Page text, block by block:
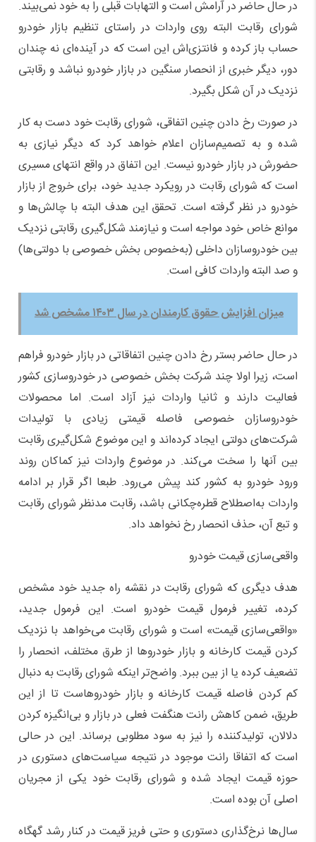
در حال حاضر در آرامش است و التهابات قبلی را به خود نمی‌بیند.
شورای رقابت البته روی واردات در راستای تنظیم بازار خودرو
حساب باز کرده و فانتزی‌اش این است که در آینده‌ای نه چندان
دور، دیگر خبری از انحصار سنگین در بازار خودرو نباشد و رقابتی
نزدیک در آن شکل بگیرد.
در صورت رخ دادن چنین اتفاقی، شورای رقابت خود دست به کار
شده و به تصمیم‌سازان اعلام خواهد کرد که دیگر نیازی به
حضورش در بازار خودرو نیست. این اتفاق در واقع انتهای مسیری
است که شورای رقابت در رویکرد جدید خود، برای خروج از بازار
خودرو در نظر گرفته است. تحقق این هدف البته با چالش‌ها و
موانع خاص خود مواجه است و نیازمند شکل‌گیری رقابتی نزدیک
بین خودروسازان داخلی (به‌خصوص بخش خصوصی با دولتی‌ها)
و صد البته واردات کافی است.
میزان افزایش حقوق کارمندان در سال ۱۴۰۳ مشخص شد
در حال حاضر بستر رخ دادن چنین اتفاقاتی در بازار خودرو فراهم
است، زیرا اولا چند شرکت بخش خصوصی در خودروسازی کشور
فعالیت دارند و ثانیا واردات نیز آزاد است. اما محصولات
خودروسازان خصوصی فاصله قیمتی زیادی با تولیدات
شرکت‌های دولتی ایجاد کرده‌اند و این موضوع شکل‌گیری رقابت
بین آنها را سخت می‌کند. در موضوع واردات نیز کماکان روند
ورود خودرو به کشور کند پیش می‌رود. طبعا اگر قرار بر ادامه
واردات به‌اصطلاح قطره‌چکانی باشد، رقابت مدنظر شورای رقابت
و تبع آن، حذف انحصار رخ نخواهد داد.
واقعی‌سازی قیمت خودرو
هدف دیگری که شورای رقابت در نقشه راه جدید خود مشخص
کرده، تغییر فرمول قیمت خودرو است. این فرمول جدید،
«واقعی‌سازی قیمت» است و شورای رقابت می‌خواهد با نزدیک
کردن قیمت کارخانه و بازار خودروها از طرق مختلف، انحصار را
تضعیف کرده یا از بین ببرد. واضح‌تر اینکه شورای رقابت به دنبال
کم کردن فاصله قیمت کارخانه و بازار خودروهاست تا از این
طریق، ضمن کاهش رانت هنگفت فعلی در بازار و بی‌انگیزه کردن
دلالان، تولیدکننده را نیز به سود مطلوبی برساند. این در حالی
است که اتفاقا رانت موجود در نتیجه سیاست‌های دستوری در
حوزه قیمت ایجاد شده و شورای رقابت خود یکی از مجریان
اصلی آن بوده است.
سال‌ها نرخ‌گذاری دستوری و حتی فریز قیمت در کنار رشد گهگاه